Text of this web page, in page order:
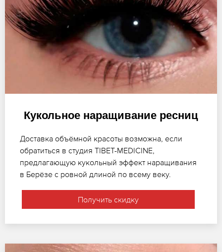
Кукольное наращивание ресниц
Доставка объёмной красоты возможна, если
обратиться в студия TIBET-MEDICINE,
предлагающую кукольный эффект наращивания
в Берёзе с ровной длиной по всему веку.
Получить скидку